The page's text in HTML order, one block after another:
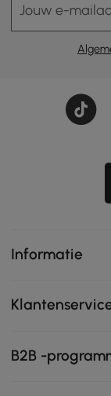
Jouw e-
Informatie
B2B -